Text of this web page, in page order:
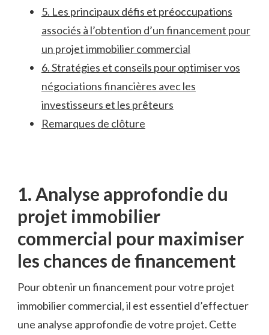
5. Les principaux défis et préoccupations
associés ⁢à l’obtention d’un financement​ pour
un‍ projet immobilier commercial
6.⁣ Stratégies‌ et conseils pour optimiser vos
négociations financières avec ⁤les
‌investisseurs et‍ les prêteurs
Remarques de clôture
1. Analyse approfondie du
projet immobilier
commercial⁣ pour maximiser
les chances⁢ de ⁤financement
Pour ⁤obtenir un​ financement pour votre projet
immobilier commercial, il ​est essentiel ⁢d’effectuer
une analyse approfondie de votre projet.​ Cette